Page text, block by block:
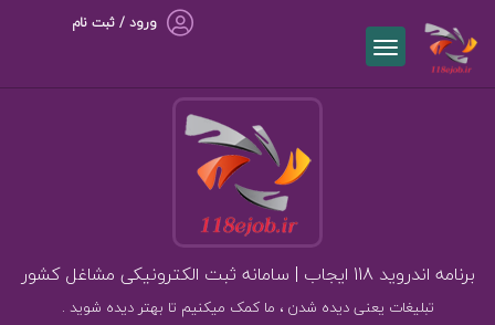
ورود / ثبت نام
برنامه اندروید 118 ایجاب | سامانه ثبت الکترونیکی مشاغل کشور
تبلیغات یعنی دیده شدن ، ما کمک میکنیم تا بهتر دیده شوید .